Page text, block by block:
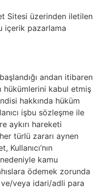
Sitesi üzerinden iletilen
içerik pazarlama
andan itibaren
hükümlerini kabul etmiş
hakkında hüküm
işbu sözleşme ile
aykırı hareketi
türlü zararı aynen
kamu
ödemek zorunda
veya idari/adli para